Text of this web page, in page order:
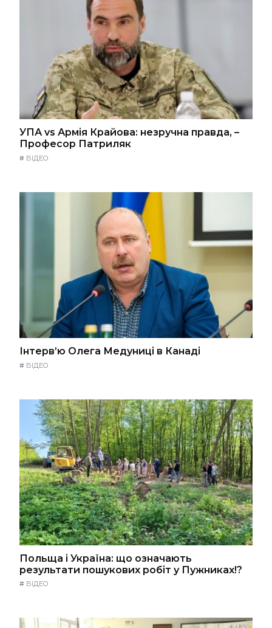
УПА vs Армія Крайова: незручна правда, –
Професор Патриляк
# ВІДЕО
Інтерв’ю Олега Медуниці в Канаді
# ВІДЕО
Польща і Україна: що означають
результати пошукових робіт у Пужниках!?
# ВІДЕО